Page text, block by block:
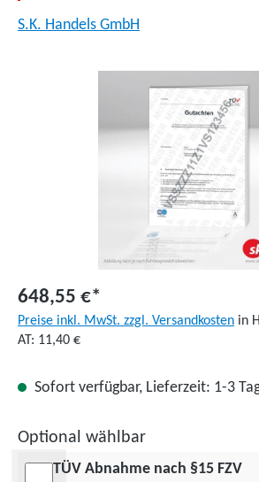
S.K. Handels GmbH
648,55 €*
Preise inkl. MwSt. zzgl. Versandkosten in
AT: 11,40 €
Sofort verfügbar, Lieferzeit: 1-3
Optional wählbar
TÜV Abnahme nach §15 FZV